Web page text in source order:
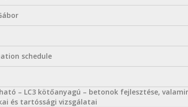
schedule
– LC3 kötőanyagú – betonok fejlesztése,
és tartóssági vizsgálatai